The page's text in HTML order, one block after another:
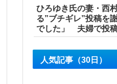
奪の可能性「審判の国籍は
…（ブルブル」＝韓国の反応
ひろゆき氏の妻・西
る”ブチギレ”投稿を
でした」 夫婦で投
人気記事（30日）